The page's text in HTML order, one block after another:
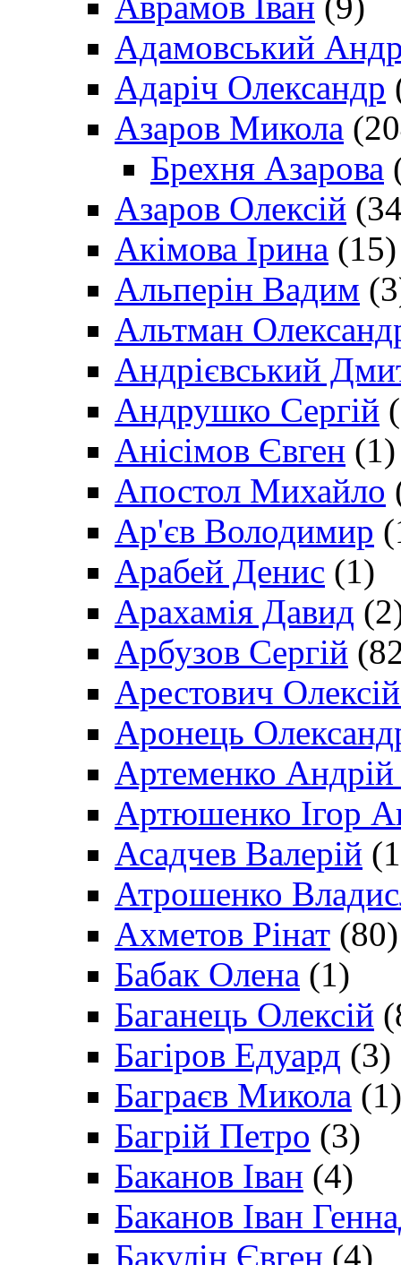
Адамовський
Адаріч Олександр
Азаров Микола
Брехня Азарова
Азаров Олексій
Акімова Ірина (15)
Альперін Вадим
Альтман
Андрієвський
Андрушко Сергій
Анісімов Євген (1)
Апостол Михайло
Ар'єв Володимир
Арабей Денис (1)
Арахамія Давид
Арбузов Сергій
Арестович
Аронець
Артеменко Андрій
Артюшенко Ігор
Асадчев Валерій
Атрошенко
Ахметов Рінат (80)
Бабак Олена (1)
Баганець Олексій
Багіров Едуард (3)
Баграєв Микола (1)
Багрій Петро (3)
Баканов Іван (4)
Баканов Іван
Бакулін Євген (4)